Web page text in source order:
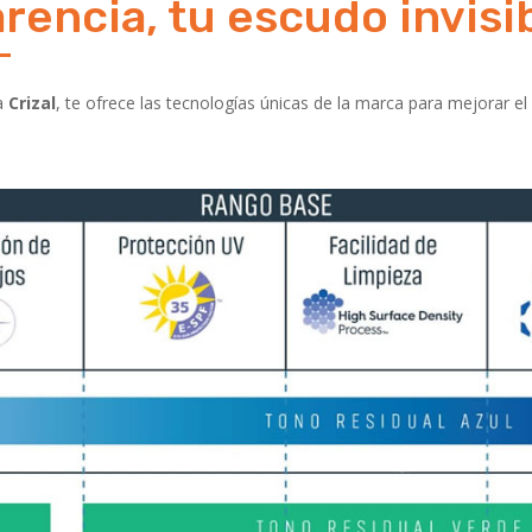
tu escudo
Crizal, te ofrece las tecnologías únicas de la marca para mejorar